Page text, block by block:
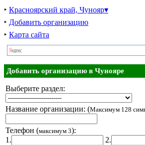
‣ Красноярский край, Чунояр▾
‣ Добавить организацию
‣ Карта сайта
Добавить организацию в Чунояре
Выберите раздел:
Название организации: (Максимум 128
Телефон (максимум 3):
1.
2.